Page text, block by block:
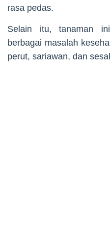
rasa pedas.
Selain itu, tanaman
berbagai masalah
perut, sariawan, dan